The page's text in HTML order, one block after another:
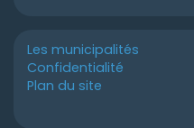
Les municipalités
Confidentialité
Plan du site